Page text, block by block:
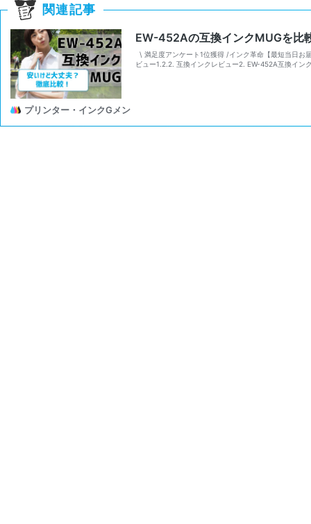
関連記事
EW-452Aの互換インクMUGを比
\ 満足度アンケート1位獲得 /インク革命【最短当日お
ビュー1.2.2. 互換インクレビュー2. EW-452A互換イ
プリンター・インクGメン